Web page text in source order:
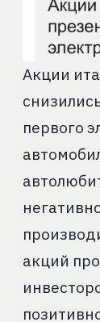
Акции
первого
акций